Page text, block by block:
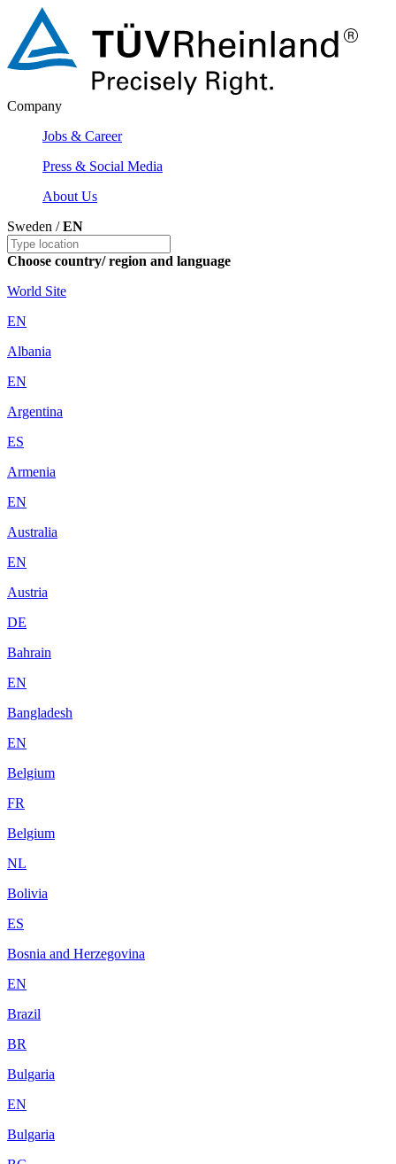
Company
Jobs & Career
Press & Social Media
About Us
Sweden /EN
Choose country/ region and language
World Site
EN
Albania
EN
Argentina
ES
Armenia
EN
Australia
EN
Austria
DE
Bahrain
EN
Bangladesh
EN
Belgium
FR
Belgium
NL
Bolivia
ES
Bosnia and Herzegovina
EN
Brazil
BR
Bulgaria
EN
Bulgaria